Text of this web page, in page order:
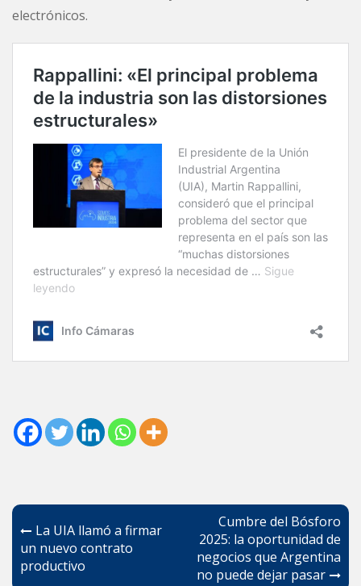
electrónicos.
Navegación
de
entradas
La UIA llamó a firmar
un nuevo contrato
productivo
Cumbre del Bósforo
2025: la oportunidad de
negocios que Argentina
no puede dejar pasar